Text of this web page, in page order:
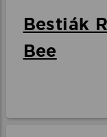
Bestiák
Bee